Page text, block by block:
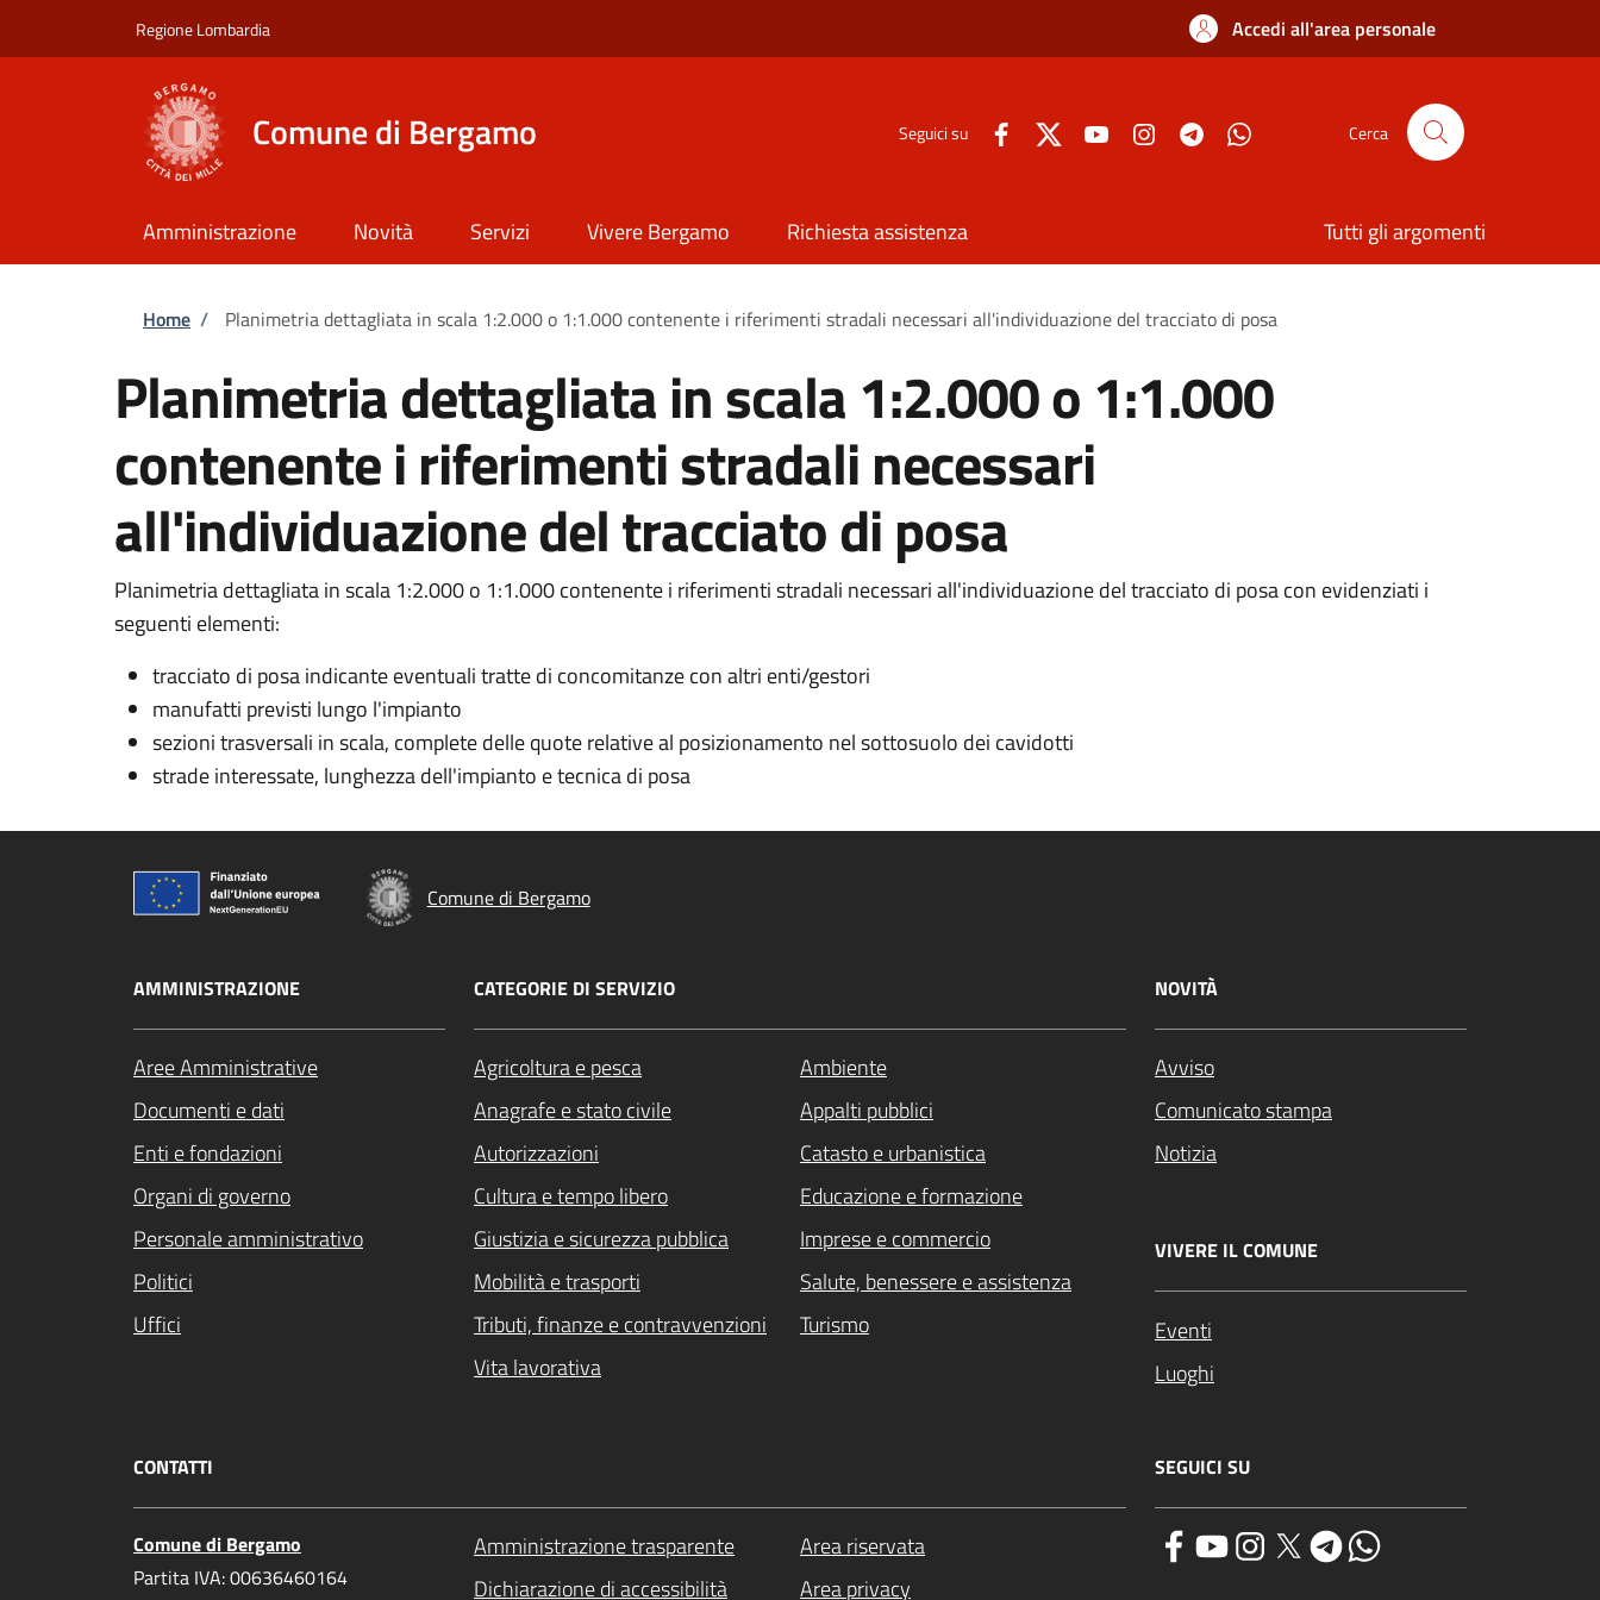
Regione Lombardia Accedi all'area personale
Comune di Bergamo Seguici su Cerca
Amministrazione Novità Servizi Vivere Bergamo Richiesta assistenza Tutti gli argomenti
Briciole di pane
Home / Planimetria dettagliata in scala 1:2.000 o 1:1.000 contenente i riferimenti stradali necessari all'individuazione del tracciato di posa
Planimetria dettagliata in scala 1:2.000 o 1:1.000
contenente i riferimenti stradali necessari
all'individuazione del tracciato di posa
Planimetria dettagliata in scala 1:2.000 o 1:1.000 contenente i riferimenti stradali necessari all'individuazione del tracciato di posa con evidenziati i
seguenti elementi:
tracciato di posa indicante eventuali tratte di concomitanze con altri enti/gestori
manufatti previsti lungo l'impianto
sezioni trasversali in scala, complete delle quote relative al posizionamento nel sottosuolo dei cavidotti
strade interessate, lunghezza dell'impianto e tecnica di posa
Comune di Bergamo
AMMINISTRAZIONE
Aree Amministrative
Documenti e dati
Enti e fondazioni
Organi di governo
Personale amministrativo
Politici
Uffici
CATEGORIE DI SERVIZIO
Agricoltura e pesca
Ambiente
Anagrafe e stato civile
Appalti pubblici
Autorizzazioni
Catasto e urbanistica
Cultura e tempo libero
Educazione e formazione
Giustizia e sicurezza pubblica
Imprese e commercio
Mobilità e trasporti
Salute, benessere e assistenza
Tributi, finanze e contravvenzioni
Turismo
Vita lavorativa
NOVITÀ
Avviso
Comunicato stampa
Notizia
VIVERE IL COMUNE
Eventi
Luoghi
CONTATTI
Comune di Bergamo
Partita IVA: 00636460164
Amministrazione trasparente
Area riservata
Dichiarazione di accessibilità
Area privacy
SEGUICI SU